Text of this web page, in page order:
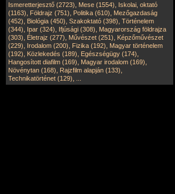
Ismeretterjesztő (2723), Mese (1554), Iskolai, oktató
(1163), Földrajz (751), Politika (610), Mezőgazdaság
(452), Biológia (450), Szakoktató (398), Történelem
(344), Ipar (324), Ifjúsági (308), Magyarország földrajza
(303), Életrajz (277), Művészet (251), Képzőművészet
(229), Irodalom (200), Fizika (192), Magyar történelem
(192), Közlekedés (189), Egészségügy (174),
Hangosított diafilm (169), Magyar irodalom (169),
Növénytan (168), Rajzfilm alapján (133),
Technikatörténet (129),